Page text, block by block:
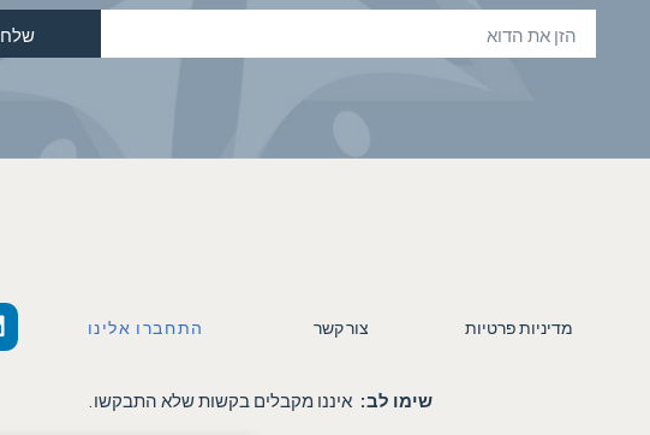
שלח
מדיניות פרטיות צור קשר התחברו אלינו
שימו לב: איננו מקבלים בקשות שלא התבקשו.